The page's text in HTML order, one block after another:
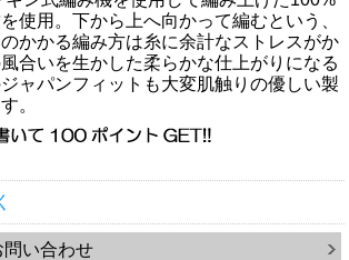
使用。下から上へ向かって編むという、
かかる編み方は糸に余計なストレスがか
合いを生かした柔らかな仕上がりになる
ャパンフィットも大変肌触りの優しい製
。
い合わせ